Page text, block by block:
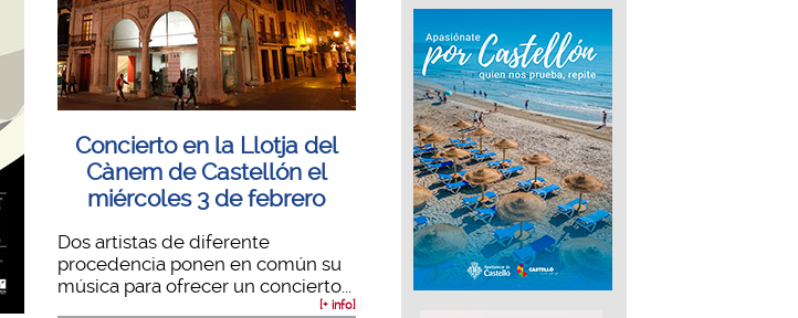
Concierto en la Llotja del
Cànem de Castellón el
miércoles 3 de febrero
Dos artistas de diferente
procedencia ponen en común su
música para ofrecer un concierto...
[+ info]